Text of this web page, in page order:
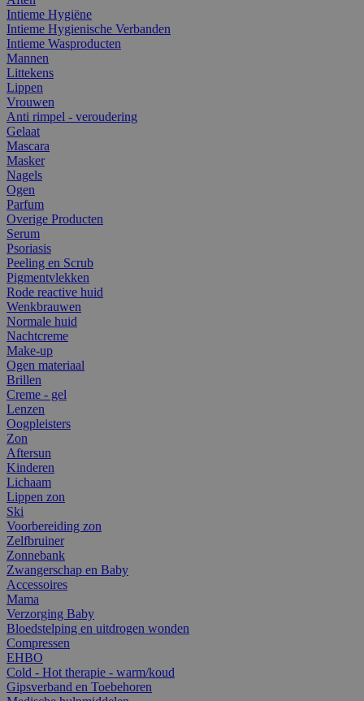
Intieme Hygiëne
Intieme Hygienische Verbanden
Intieme Wasproducten
Mannen
Littekens
Lippen
Vrouwen
Anti rimpel - veroudering
Gelaat
Mascara
Masker
Nagels
Ogen
Parfum
Overige Producten
Serum
Psoriasis
Peeling en Scrub
Pigmentvlekken
Rode reactive huid
Wenkbrauwen
Normale huid
Nachtcreme
Make-up
Ogen materiaal
Brillen
Creme - gel
Lenzen
Oogpleisters
Zon
Aftersun
Kinderen
Lichaam
Lippen zon
Ski
Voorbereiding zon
Zelfbruiner
Zonnebank
Zwangerschap en Baby
Accessoires
Mama
Verzorging Baby
Bloedstelping en uitdrogen wonden
Compressen
EHBO
Cold - Hot therapie - warm/koud
Gipsverband en Toebehoren